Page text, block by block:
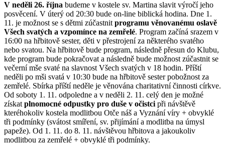
V neděli 26. října budeme v kostele sv. Martina slavit výročí jeho
posvěcení. V úterý od 20:30 bude on-line biblická hodina. Dne 1.
11. je možnost se s dětmi zúčastnitprogramu věnovanému oslavě
Všech svatých a vzpomínce na zemřelé. Program začíná srazem v
16:00 na hřbitově sester, děti v přestrojení za některého svatého
nebo svatou. Na hřbitově bude program, následně přesun do Klubu,
kde program bude pokračovat a následně bude možnost zúčastnit se
večerní mše svaté na slavnost Všech svatých v 18 hodin. Příští
neděli po mši svatá v 10:30 bude na hřbitově sester pobožnost za
zemřelé. Sbírka příští neděle je věnována charitativní činnosti církve.
Od soboty 1. 11. odpoledne a v neděli 2. 11. celý den je možné
získatplnomocné odpustky pro duše v očistcipři návštěvě
kteréhokoliv kostela modlitbou Otče náš a Vyznání víry + obvyklé
tři podmínky (svátost smíření, sv. přijímání a modlitba na úmysl
papeže). Od 1. 11. do 8. 11. návštěvou hřbitova a jakoukoliv
modlitbou za zemřelé + obvyklé tři podmínky.